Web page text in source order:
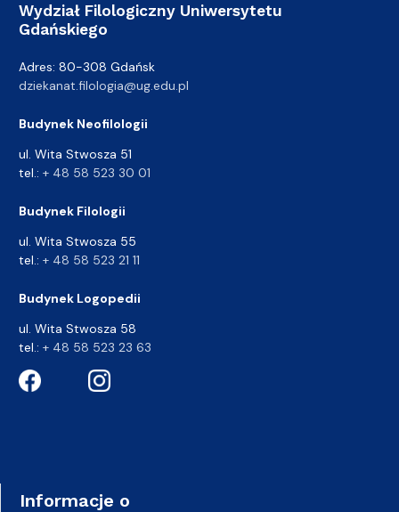
Wydział Filologiczny Uniwersytetu
Gdańskiego
Adres: 80-308 Gdańsk
dziekanat.filologia@ug.edu.pl
Budynek Neofilologii
ul. Wita Stwosza 51
tel.: + 48 58 523 30 01
Budynek Filologii
ul. Wita Stwosza 55
tel.: + 48 58 523 21 11
Budynek Logopedii
ul. Wita Stwosza 58
tel.: + 48 58 523 23 63
Informacje o